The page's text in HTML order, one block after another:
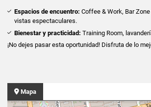
Espacios de encuentro: Coffee & Work, Bar
vistas espectaculares.
Bienestar y practicidad: Training Room,
¡No dejes pasar esta oportunidad! Disfruta de lo
Mapa